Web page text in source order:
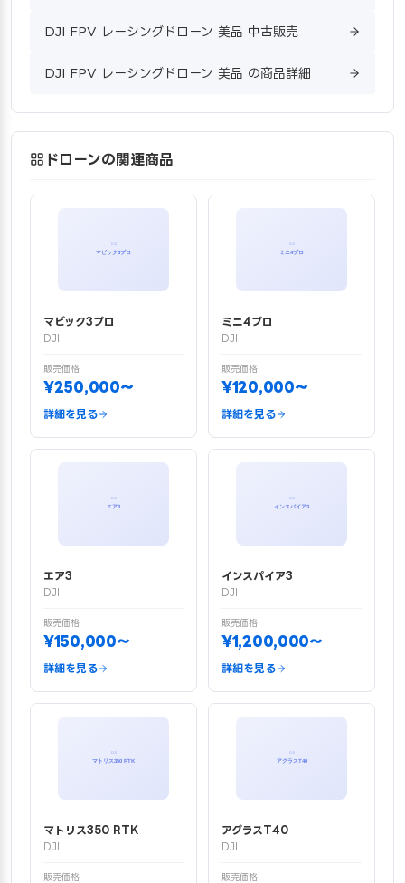
DJI FPV レーシングドローン 美品 中古販売
DJI FPV レーシングドローン 美品 の商品詳細
ドローンの関連商品
マビック3プロ
DJI
販売価格
¥250,000〜
詳細を見る
ミニ4プロ
DJI
販売価格
¥120,000〜
詳細を見る
エア3
DJI
販売価格
¥150,000〜
詳細を見る
インスパイア3
DJI
販売価格
¥1,200,000〜
詳細を見る
マトリス350 RTK
DJI
販売価格
アグラスT40
DJI
販売価格